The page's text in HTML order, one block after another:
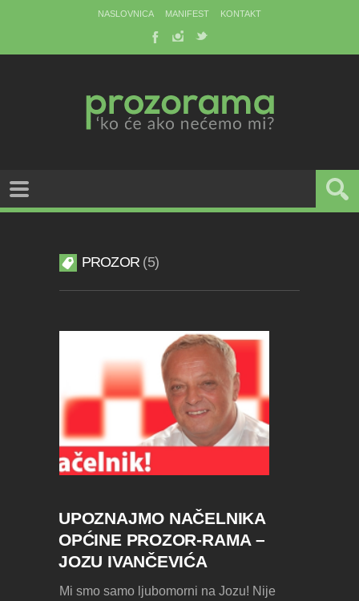
NASLOVNICA MANIFEST KONTAKT
PROZOR 5
UPOZNAJMO NAČELNIKA
OPĆINE PROZOR-RAMA –
JOZU IVANČEVIĆA
Mi smo samo ljubomorni na Jozu! Nije